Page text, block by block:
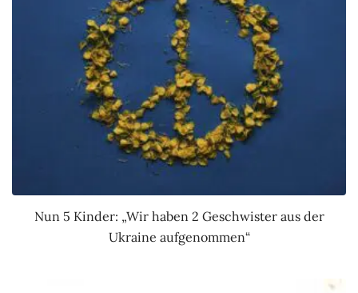
Nun 5 Kinder: „Wir haben 2 Geschwister aus der
Ukraine aufgenommen“